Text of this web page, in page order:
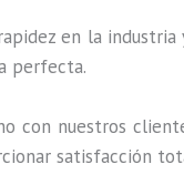
en la industria
perfecta.
con nuestros
satisfacción